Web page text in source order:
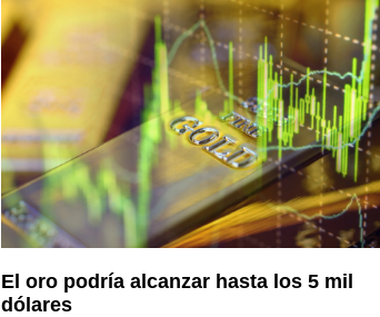
El oro podría alcanzar hasta los 5 mil
dólares